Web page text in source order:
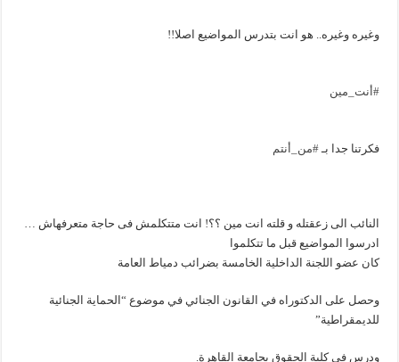
وغيره وغيره.. هو انت بتدرس المواضيع اصلا!!
#أنت_مين
فكرتنا جدا بـ#من_أنتم
النائب الى زعقتله و قلته انت مين ؟؟! انت متتكلمش فى حاجة متعرفهاش …
ادرسوا المواضيع قبل ما تتكلموا
كان عضو اللجنة الداخلية الخامسة بضرائب دمياط العامة
وحصل على الدكتوراه في القانون الجنائي في موضوع “الحماية الجنائية
للديمقراطية”
ودرس في كلية الحقوق بجامعة القاهرة.